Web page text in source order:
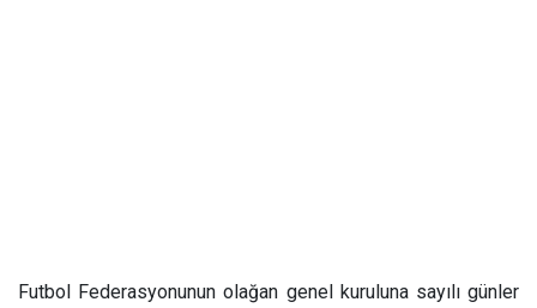
Futbol Federasyonunun olağan genel kuruluna sayılı günler